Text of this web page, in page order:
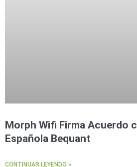
Morph Wifi Firma Acuerdo
Española Bequant
CONTINUAR LEYENDO »